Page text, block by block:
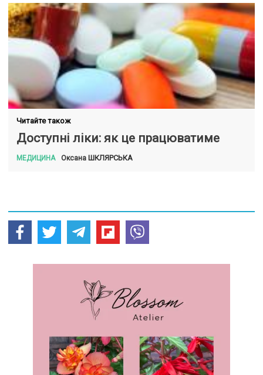
Читайте також
Доступні ліки: як це працюватиме
МЕДИЦИНА Оксана ШКЛЯРСЬКА